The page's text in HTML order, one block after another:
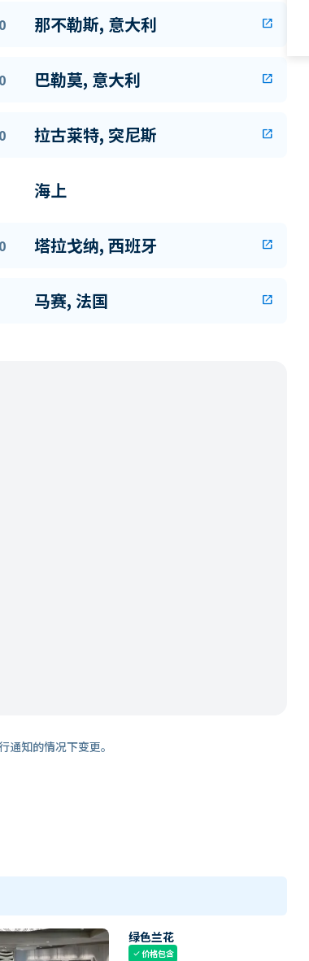
那不勒斯, 意大利 open_in_new
巴勒莫, 意大利 open_in_new
拉古莱特, 突尼斯 open_in_new
海上
塔拉戈纳, 西班牙 open_in_new
马赛, 法国 open_in_new
知的情况下变更。
绿色兰花
check价格包含